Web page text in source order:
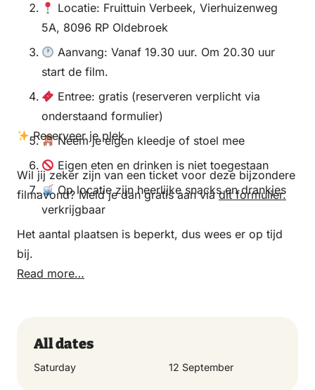
Locatie: Fruittuin Verbeek, Vierhuizenweg
5A, 8096 RP Oldebroek
Aanvang: Vanaf 19.30 uur. Om 20.30 uur
start de film.
Entree: gratis (reserveren verplicht via
onderstaand formulier)
Neem je eigen kleedje of stoel mee
Eigen eten en drinken is niet toegestaan
Op locatie zijn heerlijke snacks en drankjes
verkrijgbaar
Reserveer je plek
Wil jij zeker zijn van een ticket voor deze bijzondere
filmavond? Meld je dan gratis aan viadit formulier.
Het aantal plaatsen is beperkt, dus wees er op tijd
bij.
Read more…
All dates
Saturday 12 September